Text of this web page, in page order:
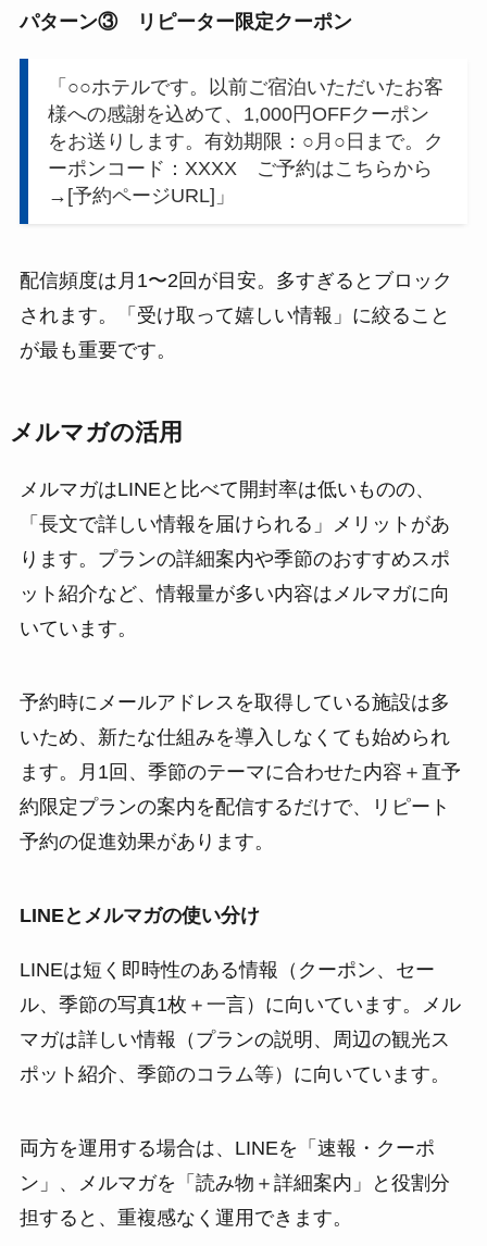
パターン③ リピーター限定クーポン
「○○ホテルです。以前ご宿泊いただいたお客
様への感謝を込めて、1,000円OFFクーポン
をお送りします。有効期限：○月○日まで。ク
ーポンコード：XXXX ご予約はこちらから
→[予約ページURL]」
配信頻度は月1〜2回が目安。多すぎるとブロック
されます。「受け取って嬉しい情報」に絞ること
が最も重要です。
メルマガの活用
メルマガはLINEと比べて開封率は低いものの、
「長文で詳しい情報を届けられる」メリットがあ
ります。プランの詳細案内や季節のおすすめスポ
ット紹介など、情報量が多い内容はメルマガに向
いています。
予約時にメールアドレスを取得している施設は多
いため、新たな仕組みを導入しなくても始められ
ます。月1回、季節のテーマに合わせた内容＋直予
約限定プランの案内を配信するだけで、リピート
予約の促進効果があります。
LINEとメルマガの使い分け
LINEは短く即時性のある情報（クーポン、セー
ル、季節の写真1枚＋一言）に向いています。メル
マガは詳しい情報（プランの説明、周辺の観光ス
ポット紹介、季節のコラム等）に向いています。
両方を運用する場合は、LINEを「速報・クーポ
ン」、メルマガを「読み物＋詳細案内」と役割分
担すると、重複感なく運用できます。